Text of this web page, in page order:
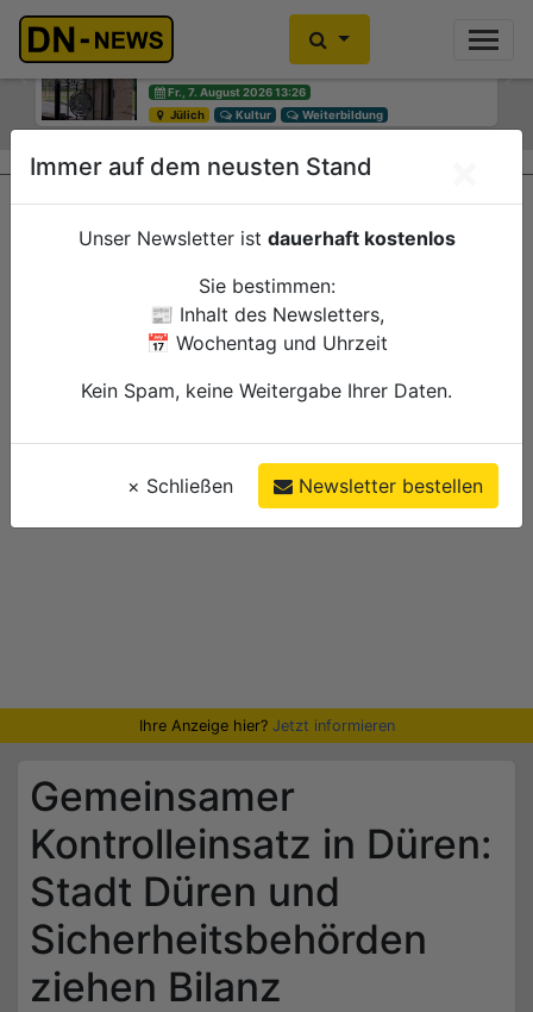
Diskussionen um Villa Buth:
Erinnerungsort oder Abriss?
Fr., 7. August 2026 13:26
Jülich
Kultur Weiterbildung
Einbrecher im Kleiderschrank
gefunden
Fr., 7. August 2026 10:30
Düren
Polizei
Previous
Ihre Anzeige hier? Jetzt informieren
Gemeinsamer
Kontrolleinsatz in Düren:
Stadt Düren und
Sicherheitsbehörden
ziehen Bilanz
Immer auf dem neusten Stand
Unser Newsletter ist dauerhaft kostenlos
Sie bestimmen:
📰 Inhalt des Newsletters,
📅 Wochentag und Uhrzeit
Kein Spam, keine Weitergabe Ihrer Daten.
× Schließen Newsletter bestellen